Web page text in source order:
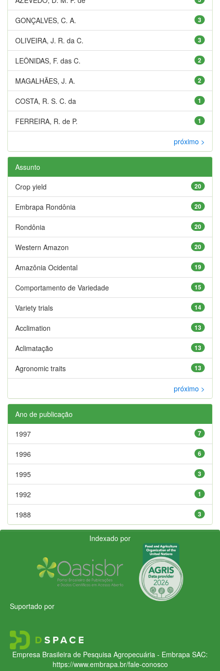
3
GONÇALVES, C. A.
3
OLIVEIRA, J. R. da C.
2
LEÔNIDAS, F. das C.
2
MAGALHÃES, J. A.
1
COSTA, R. S. C. da
1
FERREIRA, R. de P.
próximo >
Assunto
20
Crop yield
20
Embrapa Rondônia
20
Rondônia
20
Western Amazon
19
Amazônia Ocidental
15
Comportamento de Variedade
14
Variety trials
13
Acclimation
13
Aclimatação
13
Agronomic traits
próximo >
Ano de publicação
7
1997
6
1996
3
1995
1
1992
3
1988
Indexado por
Suportado por
Empresa Brasileira de Pesquisa Agropecuária - Embrapa SAC:
https://www.embrapa.br/fale-conosco